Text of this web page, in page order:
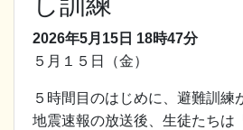
2026年5月15日 18時47分
５月１５日（金）
５時間目のはじめに、避難訓練
地震速報の放送後、生徒たちは